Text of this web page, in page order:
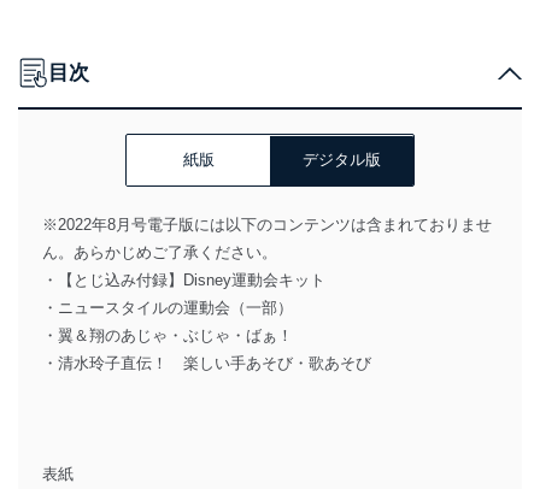
目次
紙版 デジタル版
※2022年8月号電子版には以下のコンテンツは含まれておりませ
ん。あらかじめご了承ください。
・【とじ込み付録】Disney運動会キット
・ニュースタイルの運動会（一部）
・翼＆翔のあじゃ・ぶじゃ・ばぁ！
・清水玲子直伝！ 楽しい手あそび・歌あそび
表紙